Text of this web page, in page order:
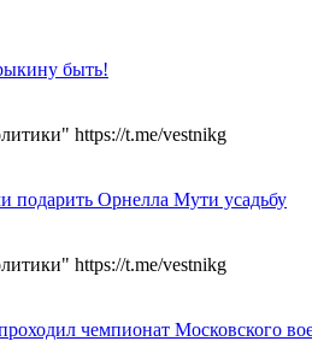
быть!
https://t.me/vestnikg
подарить Орнелла Мути усадьбу
https://t.me/vestnikg
чемпионат Московского